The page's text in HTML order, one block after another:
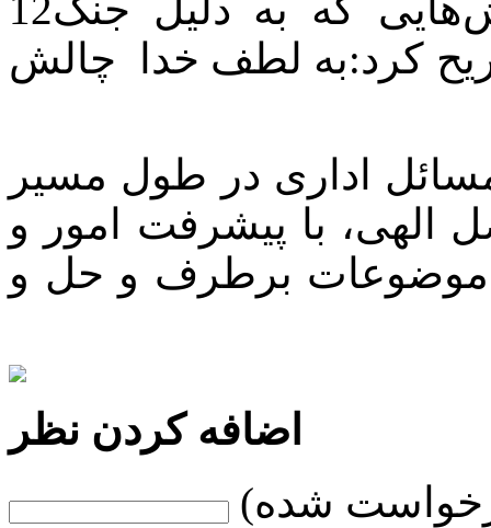
کرد:به لطف خدا چالش
اداری در طول مسیر
الهی، با پیشرفت امور و
موضوعات برطرف و حل و
اضافه کردن نظر
شده)